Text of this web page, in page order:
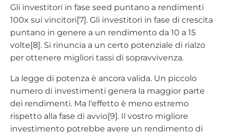
Gli investitori in fase seed puntano a rendimenti
100x sui vincitori[7]. Gli investitori in fase di crescita
puntano in genere a un rendimento da 10 a 15
volte[8]. Si rinuncia a un certo potenziale di rialzo
per ottenere migliori tassi di sopravvivenza.
La legge di potenza è ancora valida. Un piccolo
numero di investimenti genera la maggior parte
dei rendimenti. Ma l'effetto è meno estremo
rispetto alla fase di avvio[9]. Il vostro migliore
investimento potrebbe avere un rendimento di